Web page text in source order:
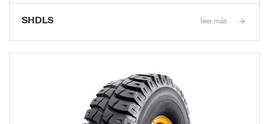
SHDLS leer más